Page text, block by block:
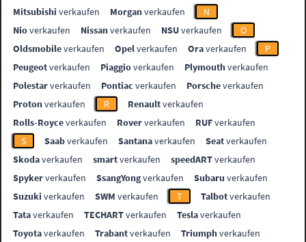
Mitsubishi verkaufen Morganverkaufen
N
Nioverkaufen Nissanverkaufen NSUverkaufen
O
Oldsmobileverkaufen Opelverkaufen Oraverkaufen
P
Peugeotverkaufen Piaggioverkaufen Plymouthverkaufen
Polestarverkaufen Pontiac verkaufen Porscheverkaufen
Protonverkaufen R Renaultverkaufen
Rolls-Royceverkaufen Roververkaufen RUFverkaufen
S
Saabverkaufen Santanaverkaufen Seatverkaufen
Skodaverkaufen smartverkaufen speedARTverkaufen
Spykerverkaufen SsangYongverkaufen Subaru verkaufen
Suzuki verkaufen SWM verkaufen T Talbotverkaufen
Tataverkaufen TECHARTverkaufen Teslaverkaufen
Toyotaverkaufen Trabantverkaufen Triumphverkaufen